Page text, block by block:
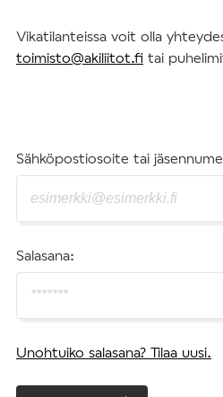
Vikatilanteissa voit olla
toimisto@akiliitot.fi tai
Sähköpostiosoite tai
Salasana:
Unohtuiko salasana? Tilaa uusi.